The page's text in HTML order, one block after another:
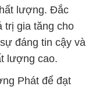
lượng. Đắc
trị gia tăng cho
đáng tin cậy và
lượng cao.
Phát để đạt